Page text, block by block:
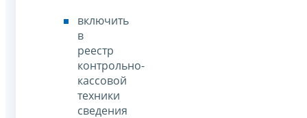
включить
в
реестр
контрольно-
кассовой
техники
сведения